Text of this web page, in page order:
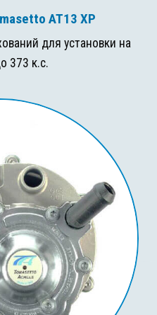
AT13 XP
для установки на
373 к.с.